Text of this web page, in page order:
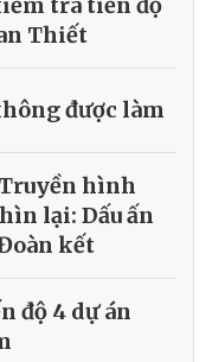
Thiết
được làm
hình
lại: Dấu ấn
kết
độ 4 dự án